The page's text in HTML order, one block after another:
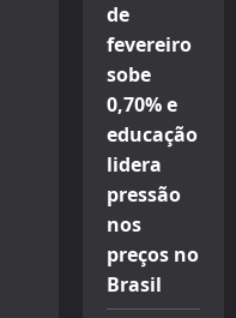
de
fevereiro
sobe
0,70% e
educação
lidera
pressão
nos
preços no
Brasil